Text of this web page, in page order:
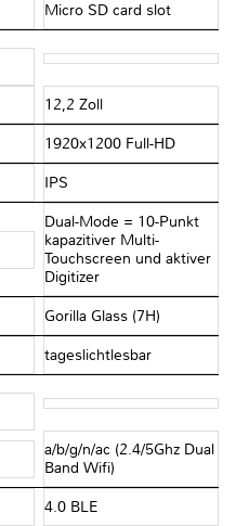
Micro SD card slot
12,2 Zoll
1920x1200 Full-HD
IPS
Dual-Mode = 10-Punkt
kapazitiver Multi-
Touchscreen und aktiver
Digitizer
Gorilla Glass (7H)
tageslichtlesbar
a/b/g/n/ac (2.4/5Ghz Dual
Band Wifi)
4.0 BLE